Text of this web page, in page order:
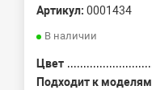
Артикул: 0001434
В наличии
Цвет
Подходит к моделям